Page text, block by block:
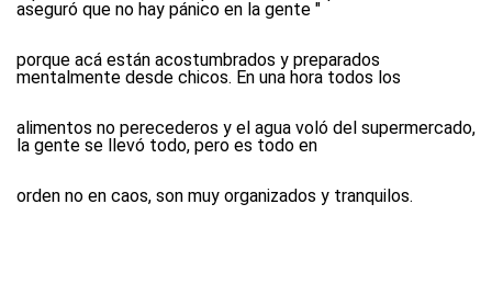
aseguró que no hay pánico en la gente "
porque acá están acostumbrados y preparados
mentalmente desde chicos. En una hora todos los
alimentos no perecederos y el agua voló del supermercado,
la gente se llevó todo, pero es todo en
orden no en caos, son muy organizados y tranquilos.